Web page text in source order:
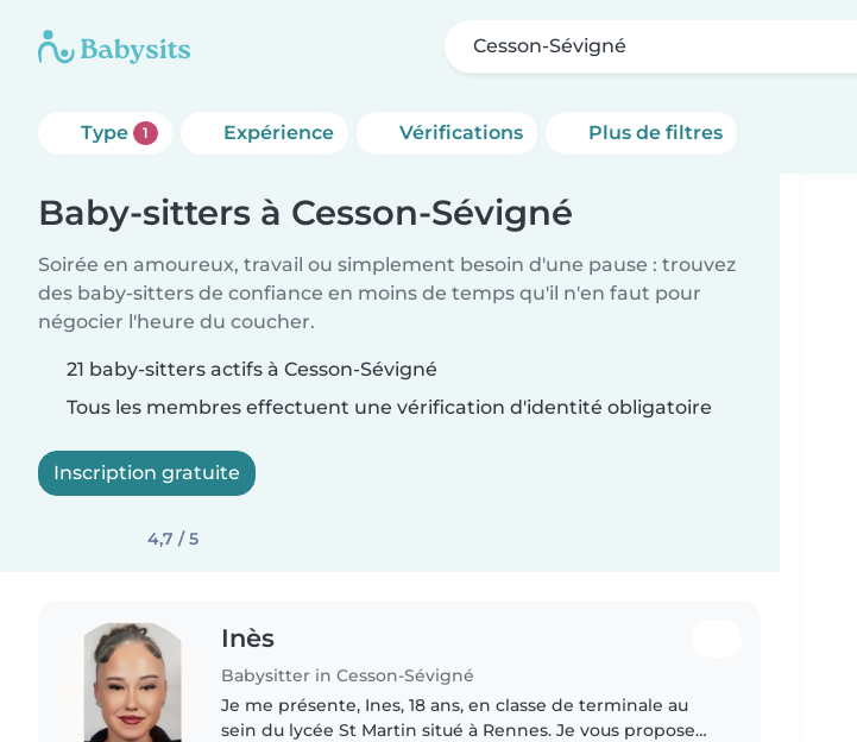
Cesson-Sévigné
Type 1 Expérience Vérifications Plus de filtres
Baby-sitters à Cesson-Sévigné
Soirée en amoureux, travail ou simplement besoin d'une pause : trouvez
des baby-sitters de confiance en moins de temps qu'il n'en faut pour
négocier l'heure du coucher.
21 baby-sitters actifs à Cesson-Sévigné
Tous les membres effectuent une vérification d'identité obligatoire
Inscription gratuite
4,7 / 5
Inès
Babysitter in Cesson-Sévigné
Je me présente, Ines, 18 ans, en classe de terminale au
sein du lycée St Martin situé à Rennes. Je vous propose